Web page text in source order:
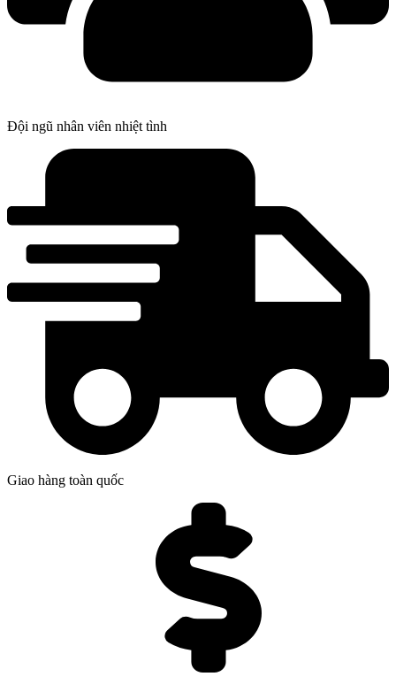
Đội ngũ nhân viên nhiệt tình
Giao hàng toàn quốc